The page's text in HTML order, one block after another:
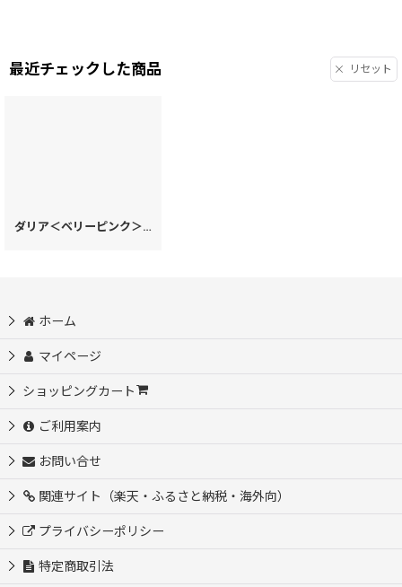
最近チェックした商品 リセット
ダリア＜ベリーピンク＞ 三つ折りミニ財布［t］
ホーム
マイページ
ショッピングカート
ご利用案内
お問い合せ
関連サイト（楽天・ふるさと納税・海外向）
プライバシーポリシー
特定商取引法